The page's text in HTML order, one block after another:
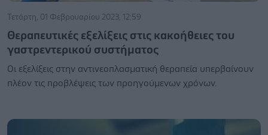
Τετάρτη, 01 Φεβρουαρίου 2023, 12:59
Θεραπευτικές εξελίξεις στις κακοήθειες του
γαστρεντερικού συστήματος
Οι εξελίξεις στην αντινεοπλασματική θεραπεία υπερβαίνουν
πλέον τις προβλέψεις των προηγούμενων χρόνων.